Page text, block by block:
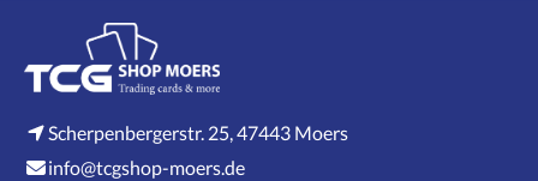
Scherpenbergerstr. 25, 47443 Moers
info@tcgshop-moers.de